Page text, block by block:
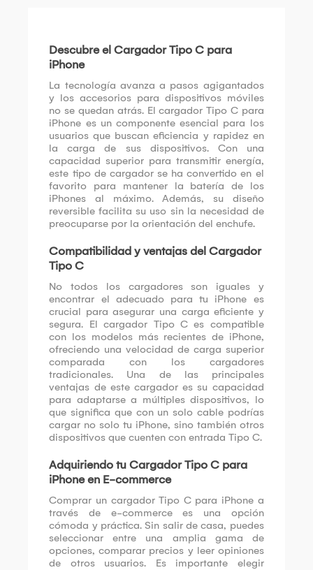
Descubre el Cargador Tipo C para
iPhone
La tecnología avanza a pasos agigantados
y los accesorios para dispositivos móviles
no se quedan atrás. El cargador Tipo C para
iPhone es un componente esencial para los
usuarios que buscan eficiencia y rapidez en
la carga de sus dispositivos. Con una
capacidad superior para transmitir energía,
este tipo de cargador se ha convertido en el
favorito para mantener la batería de los
iPhones al máximo. Además, su diseño
reversible facilita su uso sin la necesidad de
preocuparse por la orientación del enchufe.
Compatibilidad y ventajas del Cargador
Tipo C
No todos los cargadores son iguales y
encontrar el adecuado para tu iPhone es
crucial para asegurar una carga eficiente y
segura. El cargador Tipo C es compatible
con los modelos más recientes de iPhone,
ofreciendo una velocidad de carga superior
comparada con los cargadores
tradicionales. Una de las principales
ventajas de este cargador es su capacidad
para adaptarse a múltiples dispositivos, lo
que significa que con un solo cable podrías
cargar no solo tu iPhone, sino también otros
dispositivos que cuenten con entrada Tipo C.
Adquiriendo tu Cargador Tipo C para
iPhone en E-commerce
Comprar un cargador Tipo C para iPhone a
través de e-commerce es una opción
cómoda y práctica. Sin salir de casa, puedes
seleccionar entre una amplia gama de
opciones, comparar precios y leer opiniones
de otros usuarios. Es importante elegir